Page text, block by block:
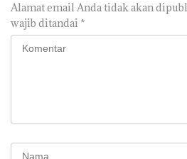
Alamat email Anda tidak akan
wajib ditandai *